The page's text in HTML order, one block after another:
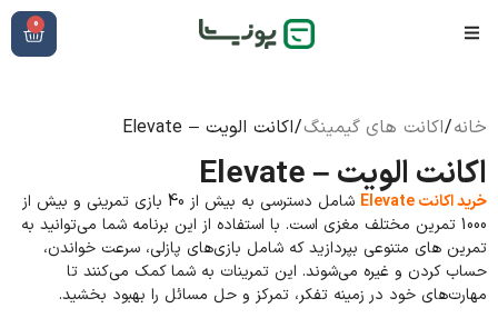
0
خانه/اکانت های گیمینگ/ اکانت الویت – Elevate
اکانت الویت – Elevate
خرید اکانت Elevate
شامل دسترسی به بیش از 40 بازی تمرینی و بیش از
1000 تمرین مختلف مغزی است. با استفاده از این برنامه شما می‌توانید به
تمرین های متنوعی بپردازید که شامل بازی‌های پازلی، سرعت خواندن،
حساب کردن و غیره می‌شوند. این تمرینات به شما کمک می‌کنند تا
مهارت‌های خود در زمینه تفکر، تمرکز و حل مسائل را بهبود بخشید.